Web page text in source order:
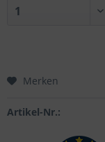
Merken
Artikel-Nr.: